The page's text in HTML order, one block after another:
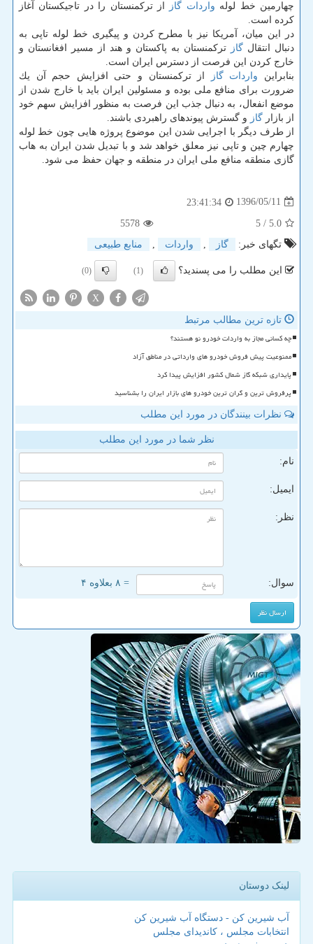
چهارمین خط لوله واردات گاز
از تركمنستان را در تاجیكستان آغاز
كرده است.
در این میان، آمریكا نیز با مطرح كردن و پیگیری خط لوله تاپی به
دنبال انتقال گاز
تركمنستان به پاكستان و هند از مسیر افغانستان و
خارج كردن این فرصت از دسترس ایران است.
بنابراین واردات گاز
از تركمنستان و حتی افزایش حجم آن یك
ضرورت برای منافع ملی بوده و مسئولین ایران باید با خارج شدن از
موضع انفعال، به دنبال جذب این فرصت به منظور افزایش سهم خود
از بازار گاز و گسترش پیوندهای راهبردی باشند.
از طرف دیگر با اجرایی شدن این موضوع پروژه هایی چون خط لوله
چهارم چین و تاپی نیز معلق خواهد شد و با تبدیل شدن ایران به هاب
گازی منطقه منافع ملی ایران در منطقه و جهان حفظ می شود.
1396/05/11
23:41:34
5.0
/ 5
5578
تگهای خبر:
گاز , واردات , منابع طبیعی
این مطلب را می پسندید؟ (1)
(0)
X
تازه ترین مطالب مرتبط
چه کسانی مجاز به واردات خودرو نو هستند؟
ممنوعیت پیش فروش خودرو های وارداتی در مناطق آزاد
پایداری شبکه گاز شمال کشور افزایش پیدا کرد
پرفروش ترین و گران ترین خودرو های بازار ایران را بشناسید
نظرات بینندگان در مورد این مطلب
نظر شما در مورد این مطلب
نام:
ایمیل:
نظر:
سوال: = ۸ بعلاوه ۴
لینک دوستان
آب شیرین کن - دستگاه آب شیرین کن
انتخابات مجلس ، کاندیدای مجلس